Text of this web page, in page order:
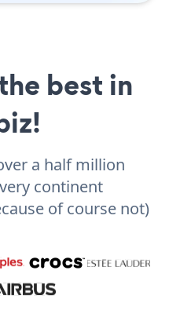
best in
a half million
continent
of course not)